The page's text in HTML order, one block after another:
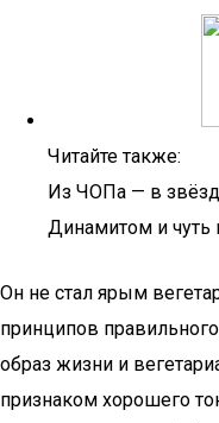
Читайте также:
Из ЧОПа — в
Динамитом и
Он не стал ярым
принципов
образ жизни и
признаком хорошего